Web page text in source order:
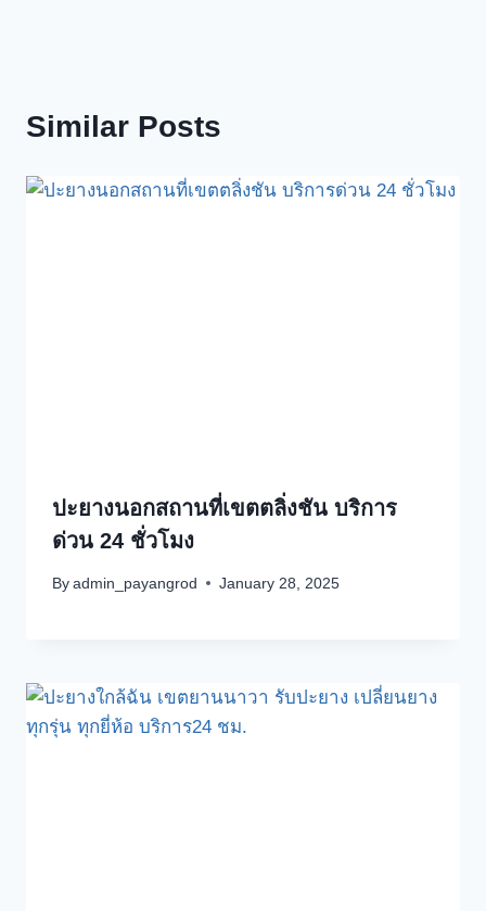
Similar Posts
ปะยางนอกสถานที่เขตตลิ่งชัน บริการ
ด่วน 24 ชั่วโมง
By admin_payangrod January 28, 2025